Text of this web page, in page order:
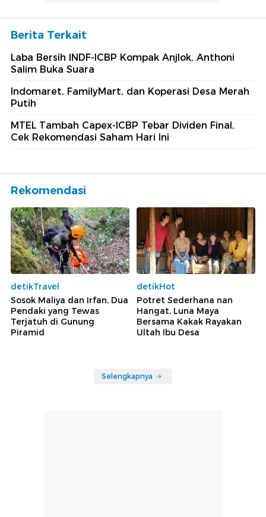
Berita Terkait
Laba Bersih INDF-ICBP Kompak Anjlok, Anthoni
Salim Buka Suara
Indomaret, FamilyMart, dan Koperasi Desa Merah
Putih
MTEL Tambah Capex-ICBP Tebar Dividen Final,
Cek Rekomendasi Saham Hari Ini
Rekomendasi
detikTravel
Sosok Maliya dan Irfan, Dua
Pendaki yang Tewas
Terjatuh di Gunung
Piramid
detikHot
Potret Sederhana nan
Hangat, Luna Maya
Bersama Kakak Rayakan
Ultah Ibu Desa
Selengkapnya